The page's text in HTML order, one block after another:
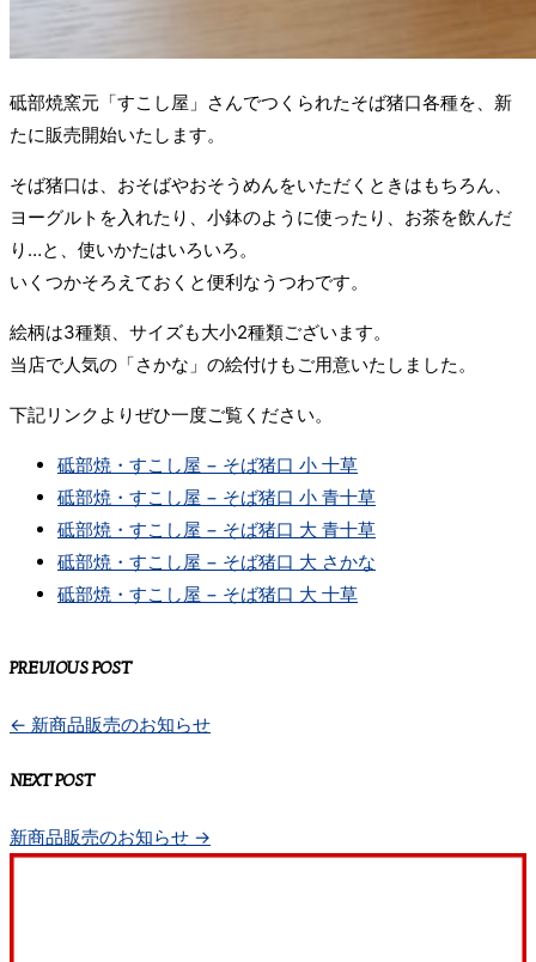
砥部焼窯元「すこし屋」さんでつくられたそば猪口各種を、新
たに販売開始いたします。
そば猪口は、おそばやおそうめんをいただくときはもちろん、
ヨーグルトを入れたり、小鉢のように使ったり、お茶を飲んだ
り…と、使いかたはいろいろ。
いくつかそろえておくと便利なうつわです。
絵柄は3種類、サイズも大小2種類ございます。
当店で人気の「さかな」の絵付けもご用意いたしました。
下記リンクよりぜひ一度ご覧ください。
砥部焼・すこし屋 − そば猪口 小 十草
砥部焼・すこし屋 − そば猪口 小 青十草
砥部焼・すこし屋 − そば猪口 大 青十草
砥部焼・すこし屋 − そば猪口 大 さかな
砥部焼・すこし屋 − そば猪口 大 十草
PREVIOUS POST
← 新商品販売のお知らせ
NEXT POST
新商品販売のお知らせ →